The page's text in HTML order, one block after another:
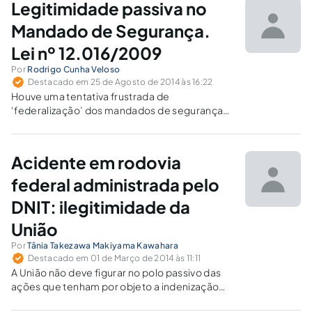
justiça, sem congestionar o judiciário.
Legitimidade passiva no
Mandado de Segurança.
Lei nº 12.016/2009
Por Rodrigo Cunha Veloso
Destacado em 25 de Agosto de 2014 às 16:22
Houve uma tentativa frustrada de
‘federalização’ dos mandados de segurança
agentes vinculados a sociedade de economia
competência da Justiça Federal por lei
ordinária.
Acidente em rodovia
federal administrada pelo
DNIT: ilegitimidade da
União
PorTânia Takezawa Makiyama Kawahara
Destacado em 01 de Março de 2014 às 11:11
A União não deve figurar no polo passivo das
ações que tenham por objeto a indenização
de acidentes ocorridos em rodovias federais